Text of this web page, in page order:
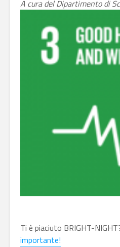
A cura del Dipartimento di
Ti è piaciuto BRIGHT-
importante!